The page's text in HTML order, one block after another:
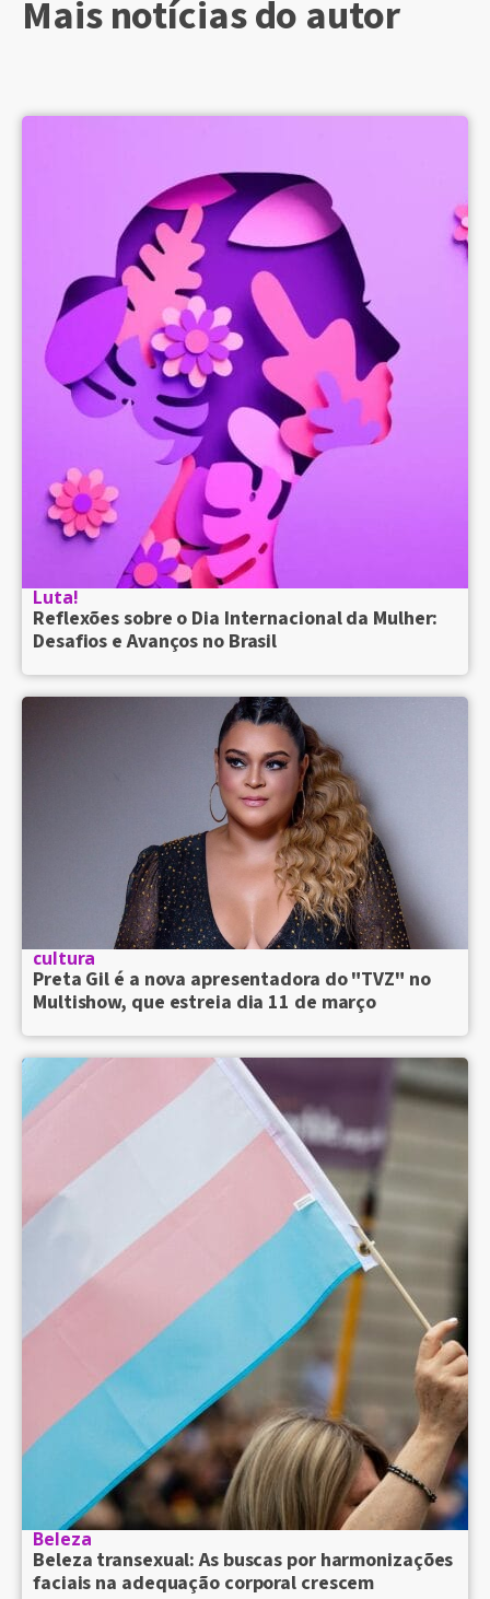
Mais notícias do autor
Luta!
Reflexões sobre o Dia Internacional da Mulher:
Desafios e Avanços no Brasil
cultura
Preta Gil é a nova apresentadora do "TVZ" no
Multishow, que estreia dia 11 de março
Beleza
Beleza transexual: As buscas por harmonizações
faciais na adequação corporal crescem